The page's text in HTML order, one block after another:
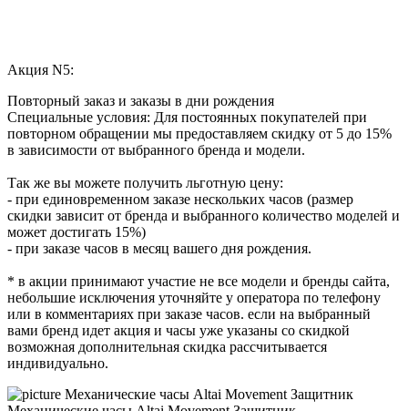
Акция N5:
Повторный заказ и заказы в дни рождения
Специальные условия: Для постоянных покупателей при
повторном обращении мы предоставляем скидку от 5 до 15%
в зависимости от выбранного бренда и модели.
Так же вы можете получить льготную цену:
- при единовременном заказе нескольких часов (размер
скидки зависит от бренда и выбранного количество моделей и
может достигать 15%)
- при заказе часов в месяц вашего дня рождения.
* в акции принимают участие не все модели и бренды сайта,
небольшие исключения уточняйте у оператора по телефону
или в комментариях при заказе часов. если на выбранный
вами бренд идет акция и часы уже указаны со скидкой
возможная дополнительная скидка рассчитывается
индивидуально.